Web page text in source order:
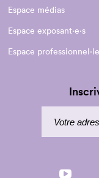
Espace médias
Espace exposant·e⋅s
Espace